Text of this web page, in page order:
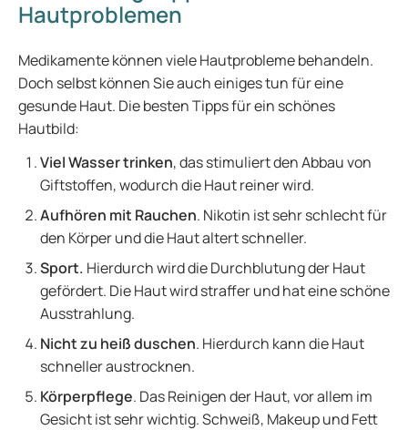
Hautproblemen
Medikamente können viele Hautprobleme behandeln.
Doch selbst können Sie auch einiges tun für eine
gesunde Haut. Die besten Tipps für ein schönes
Hautbild:
Viel Wasser trinken, das stimuliert den Abbau von
Giftstoffen, wodurch die Haut reiner wird.
Aufhören mit Rauchen. Nikotin ist sehr schlecht für
den Körper und die Haut altert schneller.
Sport. Hierdurch wird die Durchblutung der Haut
gefördert. Die Haut wird straffer und hat eine schöne
Ausstrahlung.
Nicht zu heiß duschen. Hierdurch kann die Haut
schneller austrocknen.
Körperpflege. Das Reinigen der Haut, vor allem im
Gesicht ist sehr wichtig. Schweiß, Makeup und Fett